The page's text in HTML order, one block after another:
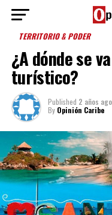
TERRITORIO & PODER
¿A dónde se
turístico?
Published 2 años ago
By Opinión Caribe